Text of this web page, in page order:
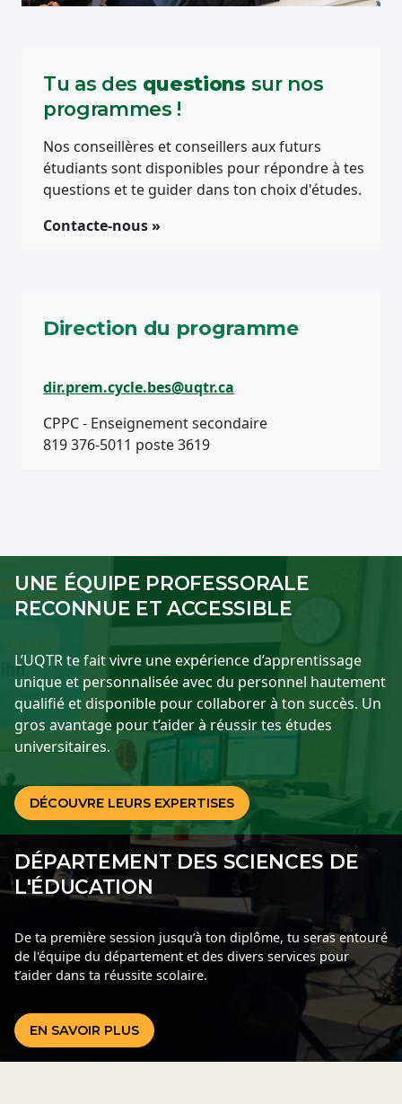
Tu as des questions sur nos
programmes !
Nos conseillères et conseillers aux futurs
étudiants sont disponibles pour répondre à tes
questions et te guider dans ton choix d'études.
Contacte-nous »
Direction du programme
dir.prem.cycle.bes@uqtr.ca
CPPC - Enseignement secondaire
819 376-5011 poste 3619
UNE ÉQUIPE PROFESSORALE
RECONNUE ET ACCESSIBLE
L’UQTR te fait vivre une expérience d’apprentissage
unique et personnalisée avec du personnel hautement
qualifié et disponible pour collaborer à ton succès. Un
gros avantage pour t’aider à réussir tes études
universitaires.
DÉCOUVRE LEURS EXPERTISES
DÉPARTEMENT DES SCIENCES DE
L'ÉDUCATION
De ta première session jusqu’à ton diplôme, tu seras entouré
de l'équipe du département et des divers services pour
t’aider dans ta réussite scolaire.
EN SAVOIR PLUS